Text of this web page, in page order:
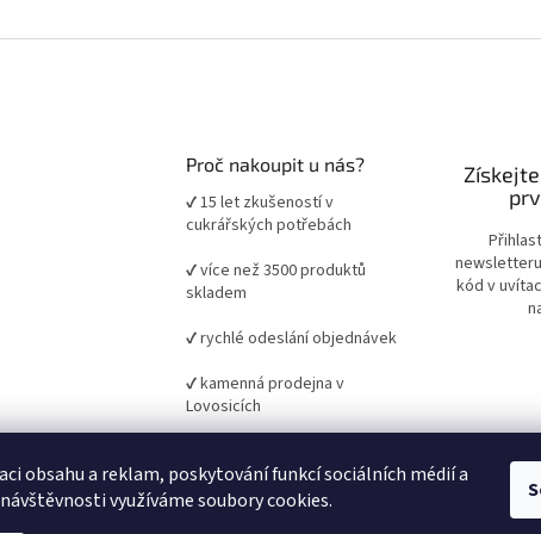
obsahu a reklam, poskytování funkcí sociálních médií a
využíváme soubory cookies.
Proč nakoupit u nás?
✔ 15 let zkušeností v
cukrářských potřebách
✔ více než 3500 produktů
skladem
✔ rychlé odeslání objednávek
✔ kamenná prodejna v
Lovosicích
pro domácí i profesionální
pečení
kód v